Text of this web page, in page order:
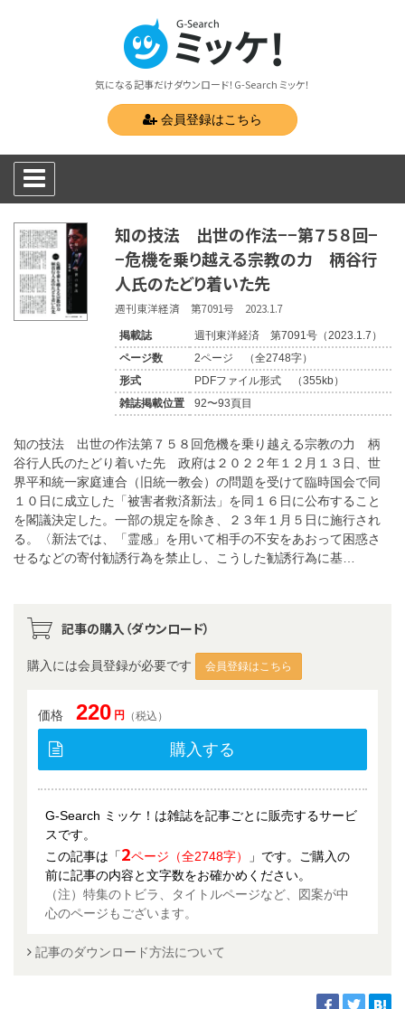
気になる記事だけダウンロード！G-Search ミッケ！
会員登録はこちら
知の技法 出世の作法−−第７５８回−
−危機を乗り越える宗教の力 柄谷行
人氏のたどり着いた先
週刊東洋経済 第7091号 2023.1.7
掲載誌
週刊東洋経済 第7091号（2023.1.7）
ページ数
2ページ （全2748字）
形式
PDFファイル形式 （355kb）
雑誌掲載位置
92〜93頁目
知の技法 出世の作法第７５８回危機を乗り越える宗教の力 柄
谷行人氏のたどり着いた先 政府は２０２２年１２月１３日、世
界平和統一家庭連合（旧統一教会）の問題を受けて臨時国会で同
１０日に成立した「被害者救済新法」を同１６日に公布すること
を閣議決定した。一部の規定を除き、２３年１月５日に施行され
る。〈新法では、「霊感」を用いて相手の不安をあおって困惑さ
せるなどの寄付勧誘行為を禁止し、こうした勧誘行為に基…
記事の購入（ダウンロード）
購入には会員登録が必要です 会員登録はこちら
価格 220 円 （税込）
購入する
G-Search ミッケ！は雑誌を記事ごとに販売するサービ
スです。
この記事は「2ページ（全2748字）
」です。ご購入の
前に記事の内容と文字数をお確かめください。
（注）特集のトビラ、タイトルページなど、図案が中
心のページもございます。
記事のダウンロード方法について